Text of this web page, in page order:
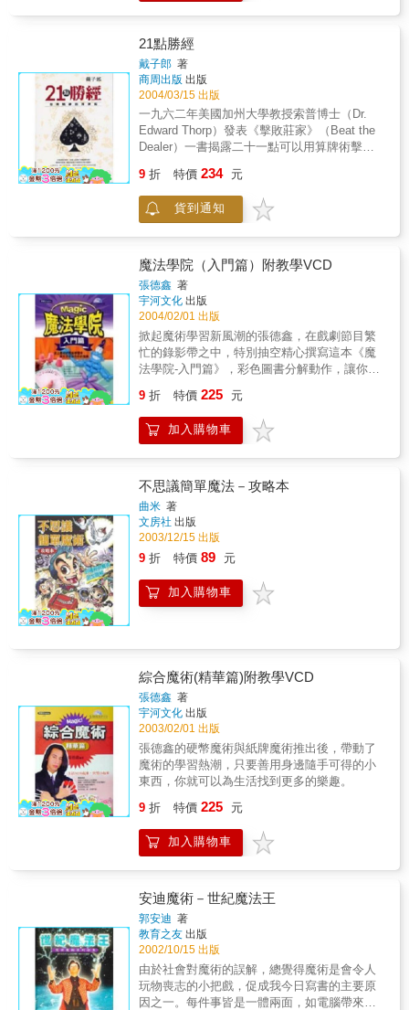
21點勝經
戴子郎 著
商周出版 出版
2004/03/15 出版
一九六二年美國加州大學教授索普博士（Dr.
Edward Thorp）發表《擊敗莊家》（Beat the
Dealer）一書揭露二十一點可以用算牌術擊
訊找出投資機會。二十一點成為算牌客的投資
工具。 影響二十一點投資報酬的因素少，
而且單純（完全常態分配）。相對於複雜的股
酬、低風險，可以說是一項完美的投資。
作者從事二十一點投資十年，獲利逾百倍。華
人世界賭場少、賭規差，華人多不知二十一點
之投資價值。本書希望能為不受凡俗觀念拘束
的人開啟一扇投資新門。讀者若不能或不願從
事這項「另類」投資，也可以參考筆者的經驗
找尋不效率市場或市場內的機會。
9 折 特價 234 元
貨到通知
魔法學院（入門篇）附教學VCD
張德鑫 著
宇河文化 出版
2004/02/01 出版
掀起魔術學習新風潮的張德鑫，在戲劇節目繁
忙的錄影帶之中，特別抽空精心撰寫這本《魔
法學院-入門篇》，彩色圖書分解動作，讓你輕
滿五足歲、智商超過60、雙手活動自如，那
麼，你也可以成為魔術大師，可以擁有哈利波
特的魔法棒。
9 折 特價 225 元
加入購物車
不思議簡單魔法－攻略本
曲米 著
文房社 出版
2003/12/15 出版
9 折 特價 89 元
加入購物車
綜合魔術(精華篇)附教學VCD
張德鑫 著
宇河文化 出版
2003/02/01 出版
張德鑫的硬幣魔術與紙牌魔術推出後，帶動了
魔術的學習熱潮，只要善用身邊隨手可得的小
東西，你就可以為生活找到更多的樂趣。
9 折 特價 225 元
加入購物車
安迪魔術－世紀魔法王
郭安迪 著
教育之友 出版
2002/10/15 出版
由於社會對魔術的誤解，總覺得魔術是會令人
玩物喪志的小把戲，促成我今日寫書的主要原
因之一。每件事皆是一體兩面，如電腦帶來生